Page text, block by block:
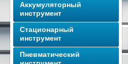
Аккумуляторный
инструмент
Стационарный
инструмент
Пневматический